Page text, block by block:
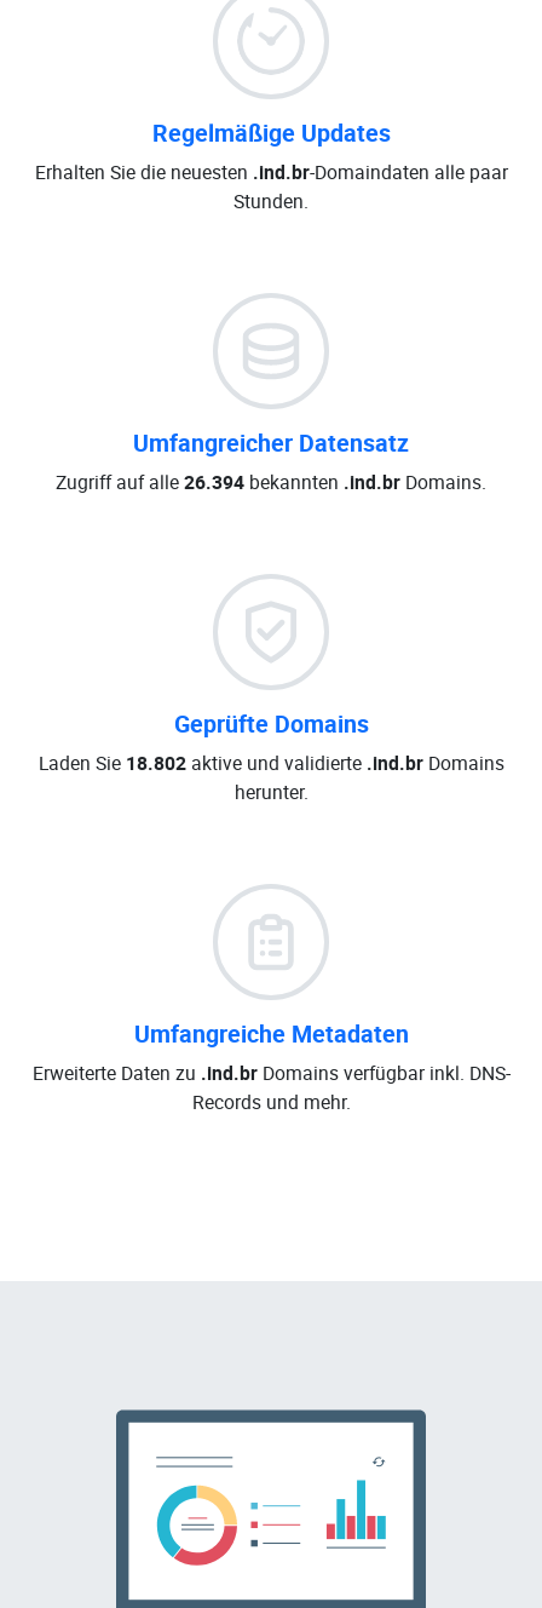
Regelmäßige Updates
Erhalten Sie die neuesten .ind.br-Domaindaten alle paar
Stunden.
Umfangreicher Datensatz
Zugriff auf alle26.394 bekannten .ind.br Domains.
Geprüfte Domains
Laden Sie 18.802aktive und validierte .ind.brDomains
herunter.
Umfangreiche Metadaten
Erweiterte Daten zu .ind.brDomains verfügbar inkl. DNS-
Records und mehr.